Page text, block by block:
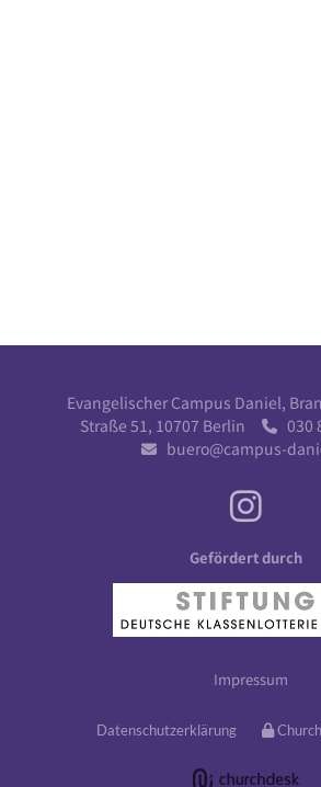
Evangelischer Campus Daniel,
Straße 51, 10707 Berlin
030
 buero@campus-
Gefördert durch
Impressum
Datenschutzerklärung